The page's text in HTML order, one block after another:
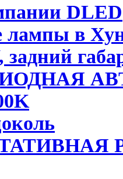
DLED
лампы в